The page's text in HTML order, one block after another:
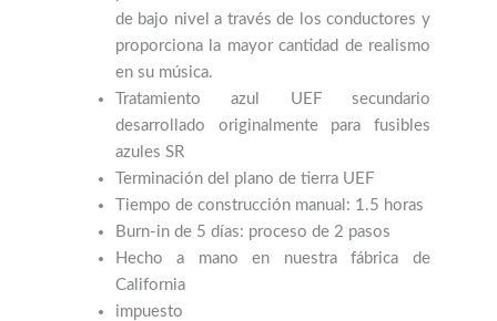
de bajo nivel a través de los conductores y
proporciona la mayor cantidad de realismo
en su música.
Tratamiento azul UEF secundario
desarrollado originalmente para fusibles
azules SR
Terminación del plano de tierra UEF
Tiempo de construcción manual: 1.5 horas
Burn-in de 5 días: proceso de 2 pasos
Hecho a mano en nuestra fábrica de
California
impuesto